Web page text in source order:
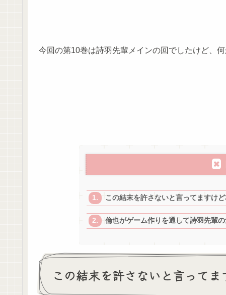
今回の第10巻は詩羽先輩メインの回でしたけど、
この結末を許さないと言ってますけ
倫也がゲーム作りを通して詩羽先輩の
この結末を許さないと言って